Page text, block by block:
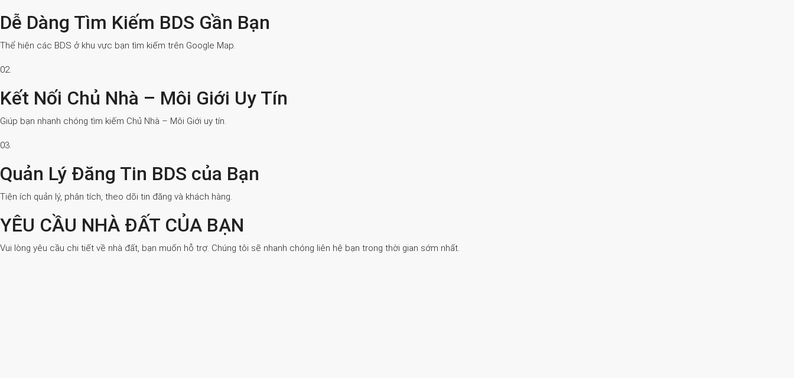
Dễ Dàng Tìm Kiếm BDS Gần Bạn
Thể hiện các BDS ở khu vực bạn tìm kiếm trên Google Map.
02.
Kết Nối Chủ Nhà – Môi Giới Uy Tín
Giúp bạn nhanh chóng tìm kiếm Chủ Nhà – Môi Giới uy tín.
03.
Quản Lý Đăng Tin BDS của Bạn
Tiện ích quản lý, phân tích, theo dõi tin đăng và khách hàng.
YÊU CẦU NHÀ ĐẤT CỦA BẠN
Vui lòng yêu cầu chi tiết về nhà đất, bạn muốn hỗ trợ. Chúng tôi sẽ nhanh chóng liên hệ bạn trong thời gian sớm nhất.